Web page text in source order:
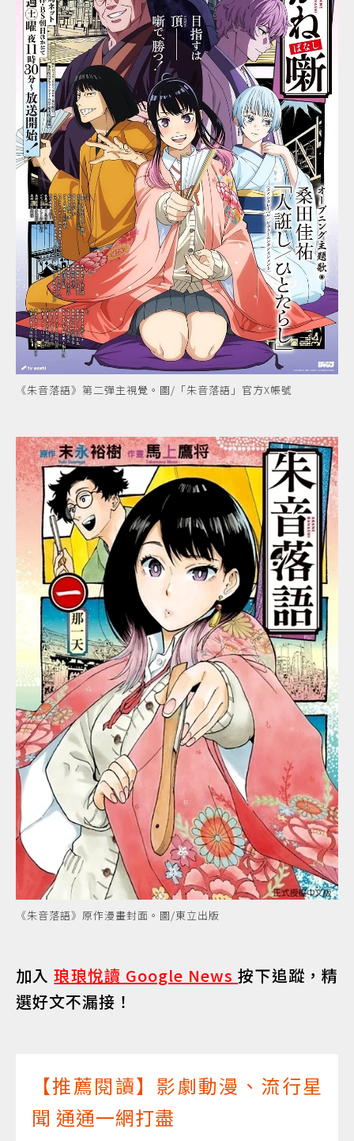
《朱音落語》第二彈主視覺。圖/「朱音落語」官方X帳號
《朱音落語》原作漫畫封面。圖/東立出版
加入琅琅悅讀 Google News按下追蹤，精
選好文不漏接！
【推薦閱讀】影劇動漫、流行星
聞 通通一網打盡